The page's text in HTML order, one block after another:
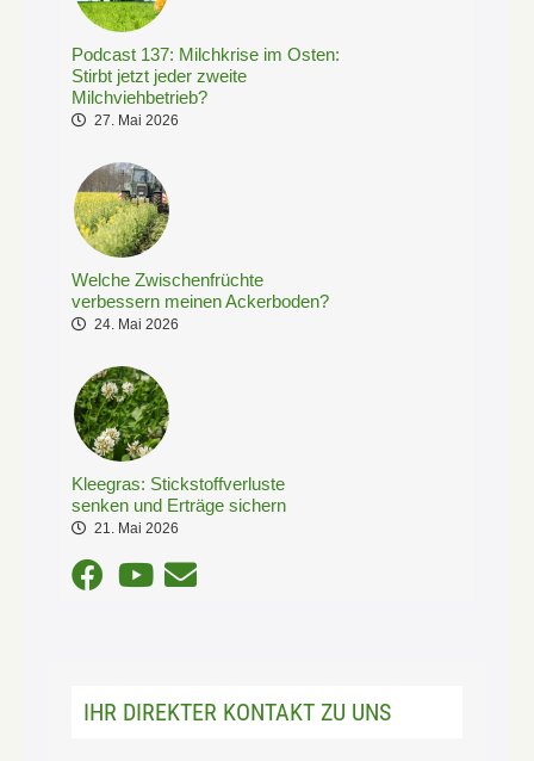
Podcast 137: Milchkrise im Osten:
Stirbt jetzt jeder zweite
Milchviehbetrieb?
27. Mai 2026
Welche Zwischenfrüchte
verbessern meinen Ackerboden?
24. Mai 2026
Kleegras: Stickstoffverluste
senken und Erträge sichern
21. Mai 2026
IHR DIREKTER KONTAKT ZU UNS